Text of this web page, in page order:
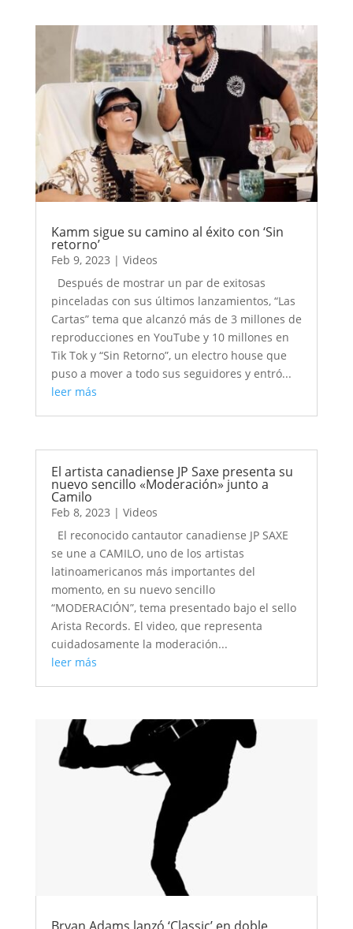
Kamm sigue su camino al éxito con ‘Sin
retorno’
Feb 9, 2023 | Videos
Después de mostrar un par de exitosas
pinceladas con sus últimos lanzamientos, “Las
Cartas” tema que alcanzó más de 3 millones de
reproducciones en YouTube y 10 millones en
Tik Tok y “Sin Retorno”, un electro house que
puso a mover a todo sus seguidores y entró...
leer más
El artista canadiense JP Saxe presenta su
nuevo sencillo «Moderación» junto a
Camilo
Feb 8, 2023 | Videos
El reconocido cantautor canadiense JP SAXE
se une a CAMILO, uno de los artistas
latinoamericanos más importantes del
momento, en su nuevo sencillo
“MODERACIÓN”, tema presentado bajo el sello
Arista Records. El video, que representa
cuidadosamente la moderación...
leer más